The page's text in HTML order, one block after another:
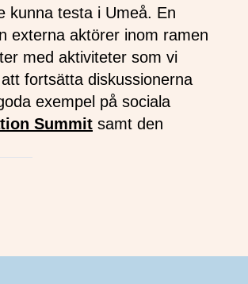
kunna testa i Umeå. En
externa aktörer inom ramen
med aktiviteter som vi
fortsätta diskussionerna
exempel på sociala
Summit samt den